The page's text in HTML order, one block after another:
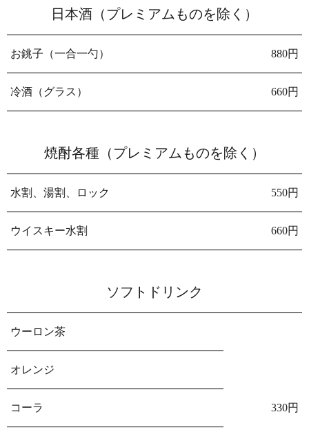
日本酒（プレミアムものを除く）
お銚子（一合一勺） 880円
冷酒（グラス） 660円
焼酎各種（プレミアムものを除く）
水割、湯割、ロック 550円
ウイスキー水割 660円
ソフトドリンク
ウーロン茶
330円
オレンジ
コーラ